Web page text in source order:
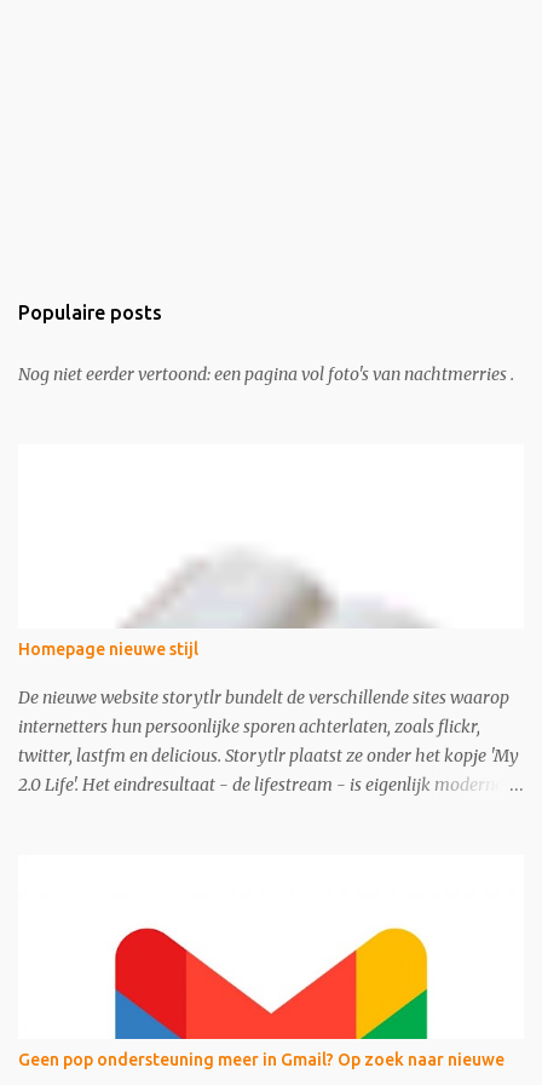
Populaire posts
Nog niet eerder vertoond: een pagina vol foto's van nachtmerries .
Homepage nieuwe stijl
De nieuwe website storytlr bundelt de verschillende sites waarop
internetters hun persoonlijke sporen achterlaten, zoals flickr,
twitter, lastfm en delicious. Storytlr plaatst ze onder het kopje 'My
2.0 Life'. Het eindresultaat - de lifestream - is eigenlijk moderne
Geen pop ondersteuning meer in Gmail? Op zoek naar nieuwe